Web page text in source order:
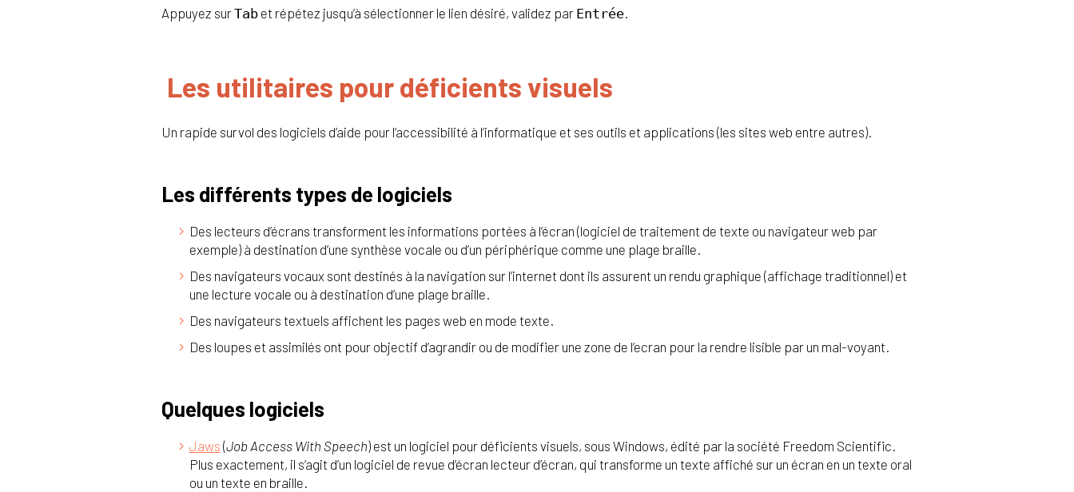
Appuyez surTab et répétez jusqu’à sélectionner le lien désiré, validez par Entrée.
Les utilitaires pour déficients visuels
Un rapide survol des logiciels d’aide pour l’accessibilité à l’informatique et ses outils et applications (les sites web entre autres).
Les différents types de logiciels
Des lecteurs d’écrans transforment les informations portées à l’écran (logiciel de traitement de texte ou navigateur web par
exemple) à destination d’une synthèse vocale ou d’un périphérique comme une plage braille.
Des navigateurs vocaux sont destinés à la navigation sur l’internet dont ils assurent un rendu graphique (affichage traditionnel) et
une lecture vocale ou à destination d’une plage braille.
Des navigateurs textuels affichent les pages web en mode texte.
Des loupes et assimilés ont pour objectif d’agrandir ou de modifier une zone de l’ecran pour la rendre lisible par un mal-voyant.
Quelques logiciels
Jaws (Job Access With Speech) est un logiciel pour déficients visuels, sous Windows, édité par la société Freedom Scientific.
Plus exactement, il s’agit d’un logiciel de revue d’écran lecteur d’écran, qui transforme un texte affiché sur un écran en un texte oral
ou un texte en braille.